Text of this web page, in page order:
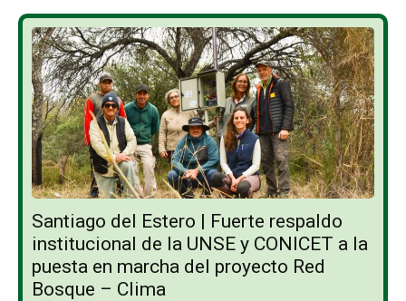
Santiago del Estero | Fuerte respaldo
institucional de la UNSE y CONICET a la
puesta en marcha del proyecto Red
Bosque – Clima